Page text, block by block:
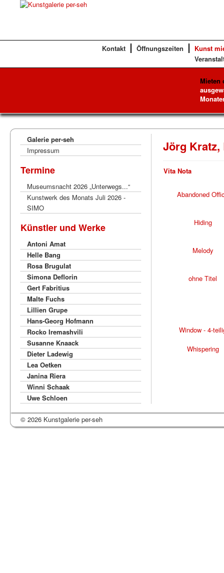
Kontakt Öffnungszeiten
Kunst
Mieten
Galerie per-seh
Impressum
Termine
Museumsnacht 2026 „Unterwegs...“
Kunstwerk des Monats Juli 2026 -
SIMO
Künstler und Werke
Antoni Amat
Helle Bang
Rosa Brugulat
Simona Deflorin
Gert Fabritius
Malte Fuchs
Lillien Grupe
Hans-Georg Hofmann
Rocko Iremashvili
Susanne Knaack
Dieter Ladewig
Lea Oetken
Janina Riera
Winni Schaak
Uwe Schloen
Jörg Kratz,
Vita Nota
Abandoned
Hiding
Melody
ohne Titel
Window - 4-
Whispering
© 2026 Kunstgalerie per-seh